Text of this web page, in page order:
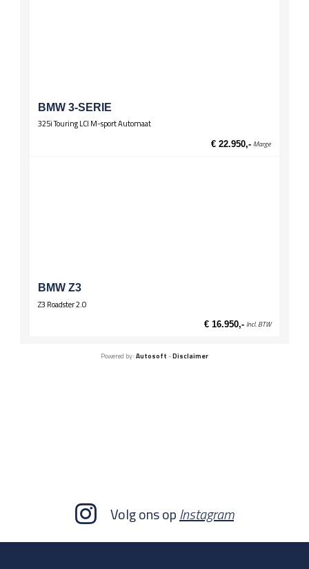
BMW 3-SERIE
325i Touring LCI M-sport Automaat
€ 22.950,- Marge
BMW Z3
Z3 Roadster 2.0
€ 16.950,- Incl. BTW
Powered by: Autosoft -Disclaimer
Volg ons opInstagram